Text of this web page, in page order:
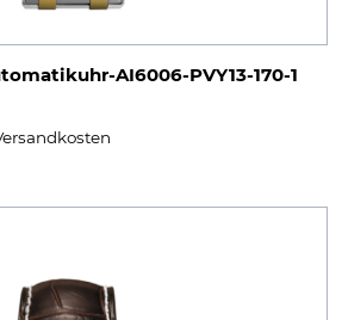
AI6006-PVY13-170-1